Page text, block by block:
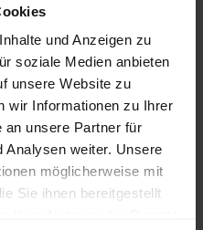
und Anzeigen zu
soziale Medien anbieten
unsere Website zu
wir Informationen zu Ihrer
an unsere Partner für
Analysen weiter. Unsere
möglicherweise mit
Sie ihnen bereitgestellt
Sackware
Mai
Holzpellets in Deutschland
Pelletspreise-Seite